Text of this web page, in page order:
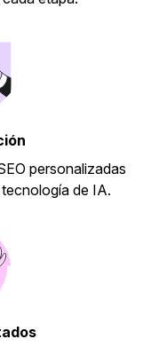
personalizadas
de IA.